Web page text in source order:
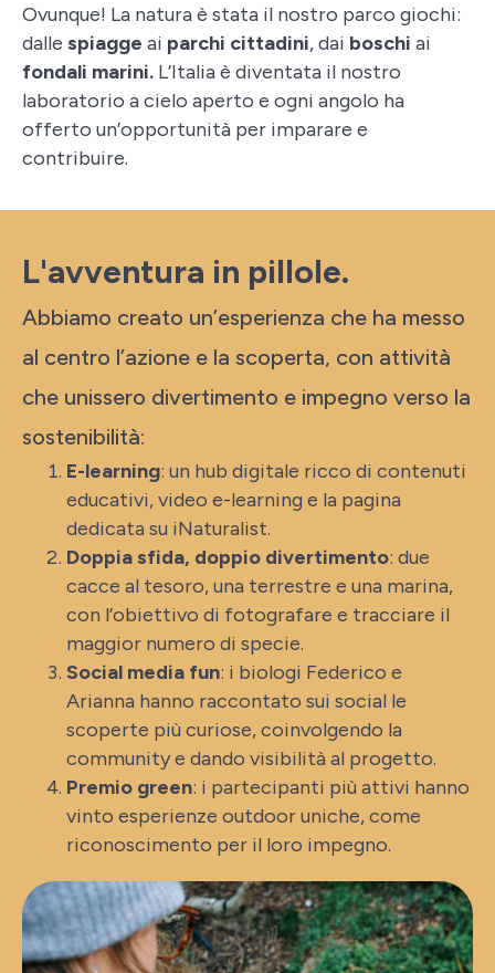
Ovunque! La natura è stata il nostro parco giochi:
dalle spiagge ai parchi cittadini, dai boschi ai
fondali marini. L’Italia è diventata il nostro
laboratorio a cielo aperto e ogni angolo ha
offerto un’opportunità per imparare e
contribuire.
L'avventura in pillole.
Abbiamo creato un’esperienza che ha messo
al centro l’azione e la scoperta, con attività
che unissero divertimento e impegno verso la
sostenibilità:
E-learning: un hub digitale ricco di contenuti
educativi, video e-learning e la pagina
dedicata su iNaturalist.
Doppia sfida, doppio divertimento: due
cacce al tesoro, una terrestre e una marina,
con l’obiettivo di fotografare e tracciare il
maggior numero di specie.
Social media fun: i biologi Federico e
Arianna hanno raccontato sui social le
scoperte più curiose, coinvolgendo la
community e dando visibilità al progetto.
Premio green: i partecipanti più attivi hanno
vinto esperienze outdoor uniche, come
riconoscimento per il loro impegno.